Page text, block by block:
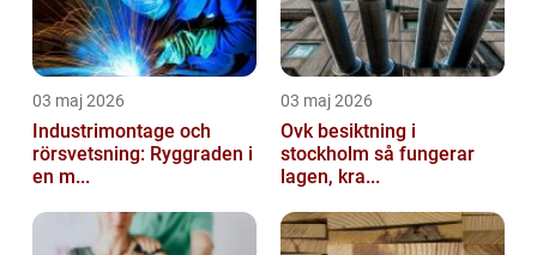
03 maj 2026
Industrimontage och
rörsvetsning: Ryggraden i
en m...
03 maj 2026
Ovk besiktning i
stockholm så fungerar
lagen, kra...